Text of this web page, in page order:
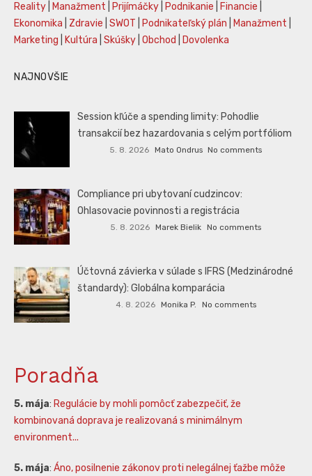
Reality
Manažment Prijímáčky Podnikanie Financie
Ekonomika
Zdravie SWOT Podnikateľský plán Manažment
Marketing
Kultúra Skúšky Obchod Dovolenka
NAJNOVŠIE
Session kľúče a spending limity: Pohodlie
transakcií bez hazardovania s celým portfóliom
5. 8. 2026 Mato Ondrus No comments
Compliance pri ubytovaní cudzincov:
Ohlasovacie povinnosti a registrácia
5. 8. 2026 Marek Bielik No comments
Účtovná závierka v súlade s IFRS (Medzinárodné
štandardy): Globálna komparácia
4. 8. 2026 Monika P. No comments
Poradňa
5. mája: Regulácie by mohli pomôcť zabezpečiť, že
kombinovaná doprava je realizovaná s minimálnym
environment...
5. mája: Áno, posilnenie zákonov proti nelegálnej ťažbe môže